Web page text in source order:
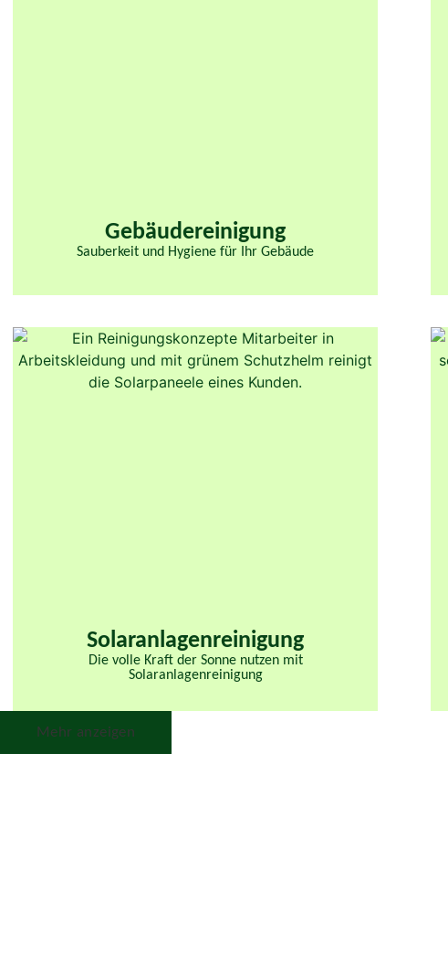
Gebäudereinigung
Sauberkeit und Hygiene für Ihr Gebäude
Solaranlagenreinigung
Die volle Kraft der Sonne nutzen mit
Solaranlagenreinigung
Mehr anzeigen